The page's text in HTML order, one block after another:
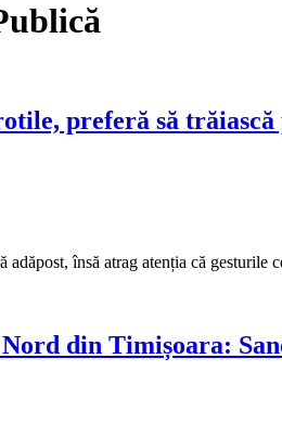
preferă să trăiască
însă atrag atenția că
din Timișoara: